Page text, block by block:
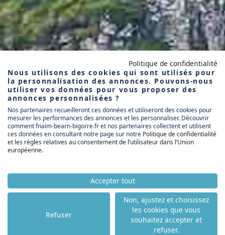
Politique de confidentialité
Nous utilisons des cookies qui sont utilisés pour
la personnalisation des annonces. Pouvons-nous
utiliser vos données pour vous proposer des
annonces personnalisées ?
Nos partenaires recueilleront ces données et utiliseront des cookies pour
mesurer les performances des annonces et les personnaliser. Découvrir
comment fnaim-bearn-bigorre.fr et nos partenaires collectent et utilisent
ces données en consultant notre page sur notre Politique de confidentialité
et les règles relatives au consentement de l’utilisateur dans l’Union
européenne.
Accepter tout
Refuser
Non, ajustez et choisissez
les cookies que vous
souhaitez accepter et
refuser.